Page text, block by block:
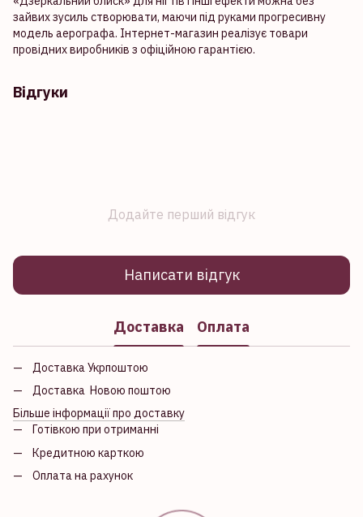
зайвих зусиль створювати, маючи під руками прогресивну
модель аерографа. Інтернет-магазин реалізує товари
провідних виробників з офіційною гарантією.
Відгуки
Додайте перший відгук
Написати відгук
Доставка Оплата
Доставка Укрпоштою
Доставка Новою поштою
Більше інформації про доставку
Готівкою при отриманні
Кредитною карткою
Оплата на рахунок